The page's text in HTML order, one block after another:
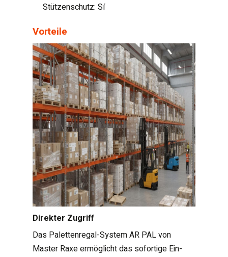
Stützenschutz: Sí
Vorteile
Direkter Zugriff
Das Palettenregal-System AR PAL von
Master Raxe ermöglicht das sofortige Ein-